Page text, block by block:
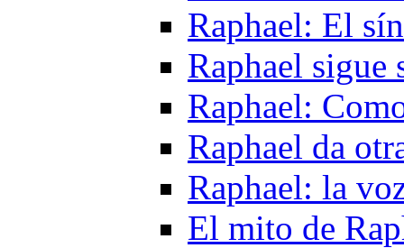
Raphael: El
Raphael sigue
Raphael:
Raphael da
Raphael: la
El mito de